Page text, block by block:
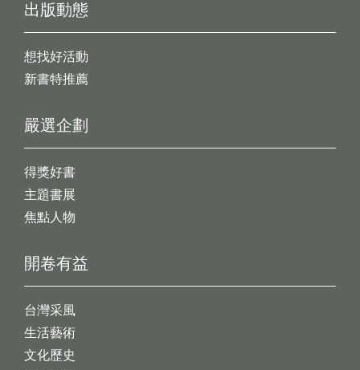
出版動態
想找好活動
新書特推薦
開卷有益
台灣采風
生活藝術
文化歷史
嚴選企劃
得獎好書
主題書展
焦點人物